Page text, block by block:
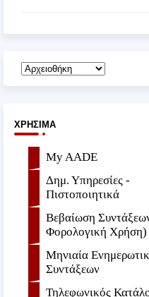
ΧΡΉΣΙΜΑ
My AADE
Δημ. Υπηρεσίες -
Πιστοποιητικά
Βεβαίωση
Φορολογική Χρήση)
Μηνιαία
Συντάξεων
Τηλεφωνικός